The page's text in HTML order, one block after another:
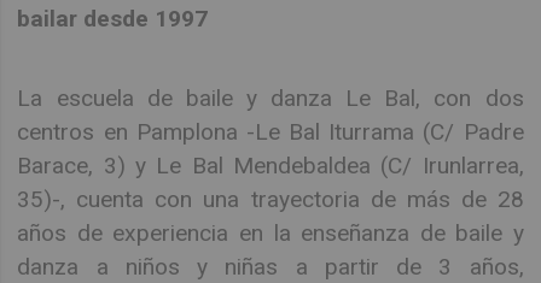
bailar desde 1997
La escuela de baile y danza Le Bal, con dos
centros en Pamplona -Le Bal Iturrama (C/ Padre
Barace, 3) y Le Bal Mendebaldea (C/ Irunlarrea,
35)-, cuenta con una trayectoria de más de 28
años de experiencia en la enseñanza de baile y
danza a niños y niñas a partir de 3 años,